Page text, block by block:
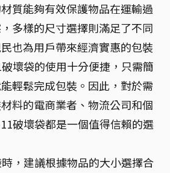
質能夠有效保護物品在運輸過
多樣的尺寸選擇則滿足了不同
也為用戶帶來經濟實惠的包裝
壞袋的使用十分便捷，只需簡
輕鬆完成包裝。因此，對於需
料的電商業者、物流公司和個
破壞袋都是一個值得信賴的選
，建議根據物品的大小選擇合